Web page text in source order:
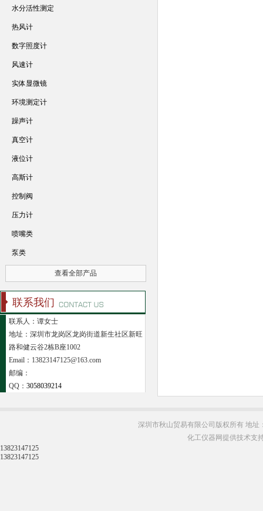
水分活性测定
热风计
数字照度计
风速计
实体显微镜
环境测定计
躁声计
真空计
液位计
高斯计
控制阀
压力计
喷嘴类
泵类
查看全部产品
联系我们
联系人：谭女士
地址：深圳市龙岗区龙岗街道新生社区新旺
路和健云谷2栋B座1002
Email：13823147125@163.com
邮编：
QQ： 3058039214
深圳市秋山贸易有限公司版权所有 地址
化工仪器网提供技术支
13823147125
13823147125